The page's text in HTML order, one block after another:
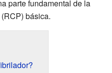
parte fundamental de la
básica.